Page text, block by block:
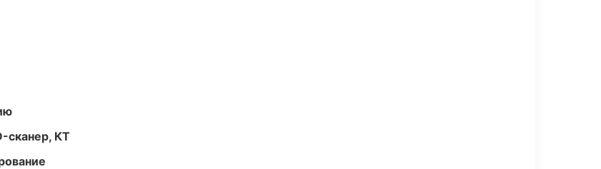
сканер, КТ